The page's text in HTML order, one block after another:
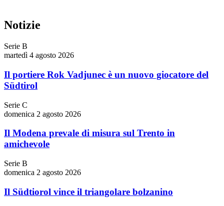
Notizie
Serie B
martedì 4 agosto 2026
Il portiere Rok Vadjunec è un nuovo giocatore del
Südtirol
Serie C
domenica 2 agosto 2026
Il Modena prevale di misura sul Trento in
amichevole
Serie B
domenica 2 agosto 2026
Il Südtiorol vince il triangolare bolzanino